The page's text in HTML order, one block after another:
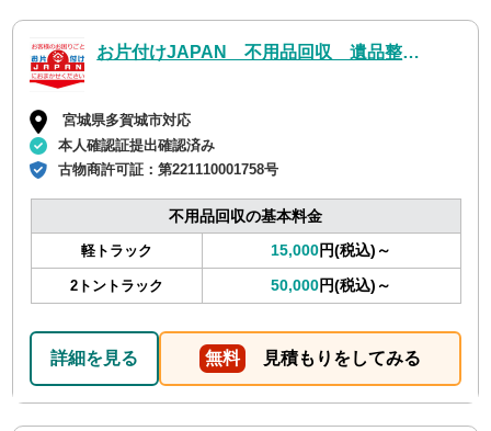
お片付けJAPAN 不用品回収 遺品整理 ゴミ屋敷片付け ハウスクリーニング お引越し
宮城県多賀城市対応
本人確認証提出確認済み
古物商許可証：第221110001758号
不用品回収の基本料金
軽トラック 15,000円(税込)～
2トントラック 50,000円(税込)～
詳細を見る 無料 見積もりをしてみる